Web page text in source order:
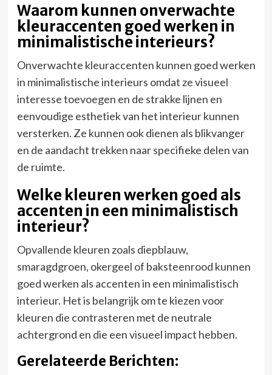
Waarom kunnen onverwachte
kleuraccenten goed werken in
minimalistische interieurs?
Onverwachte kleuraccenten kunnen goed werken
in minimalistische interieurs omdat ze visueel
interesse toevoegen en de strakke lijnen en
eenvoudige esthetiek van het interieur kunnen
versterken. Ze kunnen ook dienen als blikvanger
en de aandacht trekken naar specifieke delen van
de ruimte.
Welke kleuren werken goed als
accenten in een minimalistisch
interieur?
Opvallende kleuren zoals diepblauw,
smaragdgroen, okergeel of baksteenrood kunnen
goed werken als accenten in een minimalistisch
interieur. Het is belangrijk om te kiezen voor
kleuren die contrasteren met de neutrale
achtergrond en die een visueel impact hebben.
Gerelateerde Berichten: